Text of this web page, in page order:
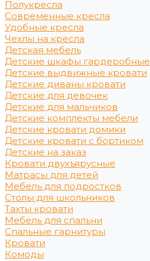
Полукресла
Современные кресла
Удобные кресла
Чехлы на кресла
Детская мебель
Детские шкафы гардеробные
Детские выдвижные кровати
Детские диваны кровати
Детские для девочек
Детские для мальчиков
Детские комплекты мебели
Детские кровати домики
Детские кровати с бортиком
Детские на заказ
Кровати двухъярусные
Матрасы для детей
Мебель для подростков
Столы для школьников
Тахты кровати
Мебель для спальни
Спальные гарнитуры
Кровати
Комоды